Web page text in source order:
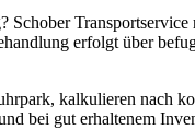
erfolgt über
kalkulieren nach
bei gut erhaltenem